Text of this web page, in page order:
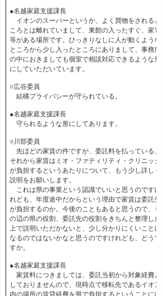
●名越家庭支援課長
イオンのスーパーというか、よく買物をされると
ころとは離れていまして、東館の入ったすぐ、家電
等がある場所です。ひっきりなしに人が動くような
ところから少し入ったところにありまして、事務所
の中におきましても個室で相談対応できるような形
にしていただいています。
○広谷委員
結構プライバシーが守られている。
●名越家庭支援課長
守られるような形にしてあります。
○川部委員
先ほどの家賃の件ですが、委託料を払っている、
それから家賃はミオ・ファティリティ・クリニック
が負担するというあたりについて、もう少し詳しく
説明をお願いします。
これは県の事業という認識でいいと思うのですけ
れども、年度途中だからという理由で家賃は委託先
が負担するのか。今後のこともあると思うので、そ
の辺の県の役割、委託先の役割をきちんと整理した
上で説明いただかないと、少し分かりにくいことに
なるのではないかなと思うのですけれども、どうで
すか。
●名越家庭支援課長
家賃料につきましては、委託当初から対象経費と
しておりませんので、現時点で移転先であるイオン
内の場所の賃貸経費を県で負担するということには